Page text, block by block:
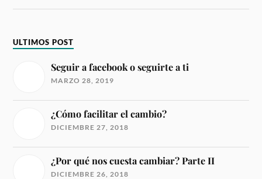
ULTIMOS POST
Seguir a facebook o seguirte a ti
MARZO 28, 2019
¿Cómo facilitar el cambio?
DICIEMBRE 27, 2018
¿Por qué nos cuesta cambiar? Parte II
DICIEMBRE 26, 2018